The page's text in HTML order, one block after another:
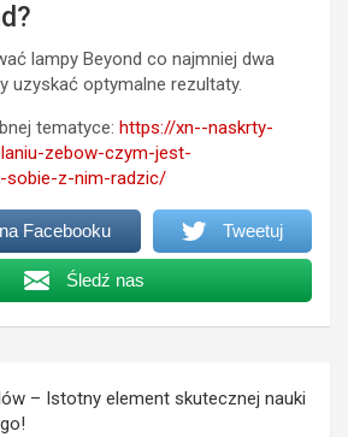
lampy Beyond co najmniej dwa
uzyskać optymalne rezultaty.
tematyce: https://xn--naskrty-
zebow-czym-jest-
sobie-z-nim-radzic/
Facebooku Tweetuj
Śledź nas
– Istotny element skutecznej nauki